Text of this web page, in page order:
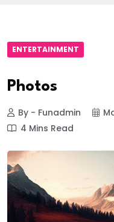
ENTERTAINMENT
Photos
By - Funadmin
4 Mins Read